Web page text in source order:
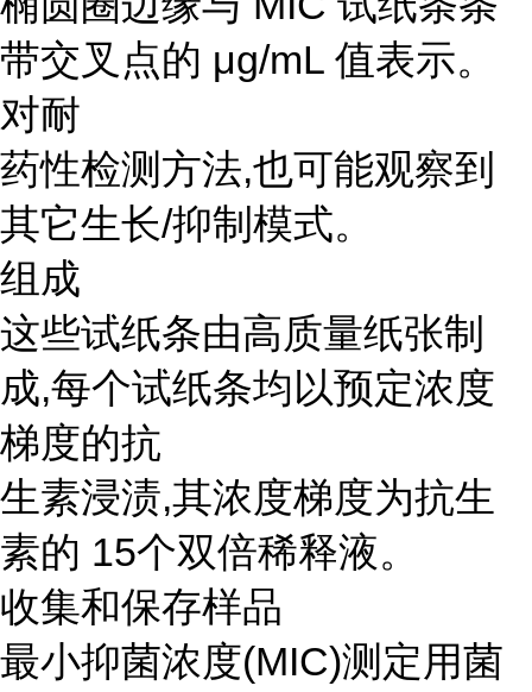
带交叉点的 μg/mL 值表示。
对耐
药性检测方法,也可能观察到
其它生长/抑制模式。
组成
这些试纸条由高质量纸张制
成,每个试纸条均以预定浓度
梯度的抗
生素浸渍,其浓度梯度为抗生
素的 15个双倍稀释液。
收集和保存样品
最小抑菌浓度(MIC)测定用菌